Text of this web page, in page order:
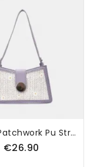
Naisten Patchwork Pu Straw Soild Daisy Olkalaukku Käsilaukku
€26.90